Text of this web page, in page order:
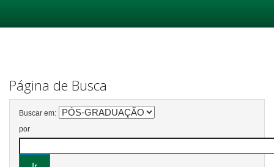
Página de Busca
Buscar em:
por